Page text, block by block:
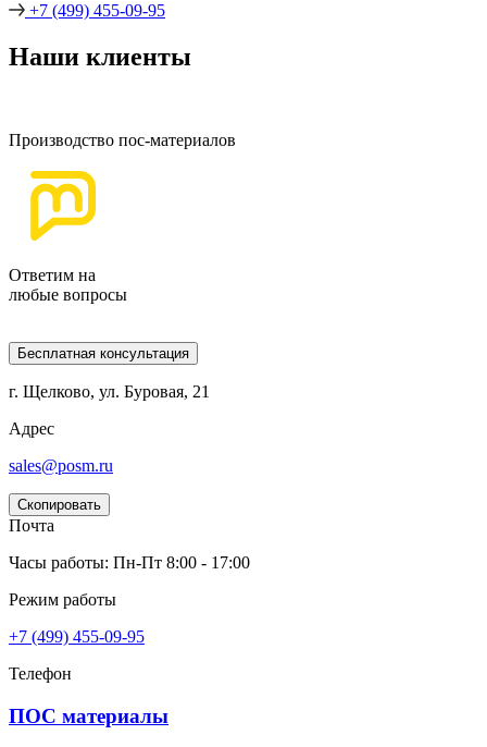
+7 (499) 455-09-95
Наши клиенты
Производство пос-материалов
Ответим на
любые вопросы
Бесплатная консультация
г. Щелково, ул. Буровая, 21
Адрес
sales@posm.ru
Скопировать
Почта
Часы работы: Пн-Пт 8:00 - 17:00
Режим работы
+7 (499) 455-09-95
Телефон
ПОС материалы